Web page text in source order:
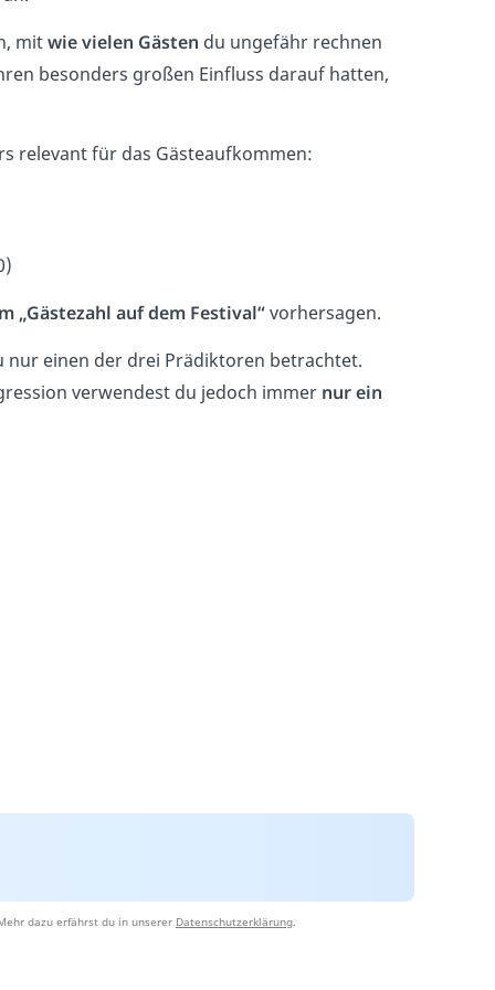
mitwie vielen Gästen du ungefähr rechnen
besonders großen Einfluss darauf hatten,
relevant für das Gästeaufkommen:
„Gästezahl auf dem Festival“vorhersagen.
nur einen der drei Prädiktoren betrachtet.
verwendest du jedoch immer nur ein
dazu erfährst du in unserer Datenschutzerklärung.